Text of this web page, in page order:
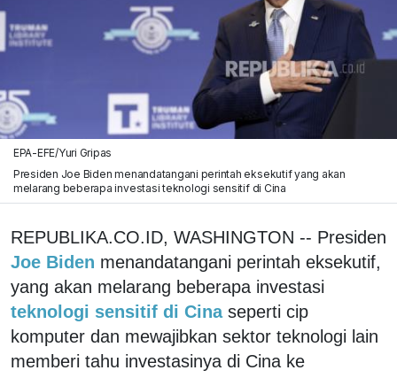
EPA-EFE/Yuri Gripas
Presiden Joe Biden menandatangani perintah eksekutif yang akan
melarang beberapa investasi teknologi sensitif di Cina
REPUBLIKA.CO.ID, WASHINGTON -- Presiden
Joe Biden menandatangani perintah eksekutif,
yang akan melarang beberapa investasi
teknologi sensitif di Cina seperti cip
komputer dan mewajibkan sektor teknologi lain
memberi tahu investasinya di Cina ke